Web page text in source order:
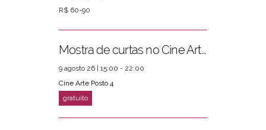
R$ 60-90
Mostra de curtas no Cine Arte Posto 4
9 agosto 26 | 15:00 - 22:00
Cine Arte Posto 4